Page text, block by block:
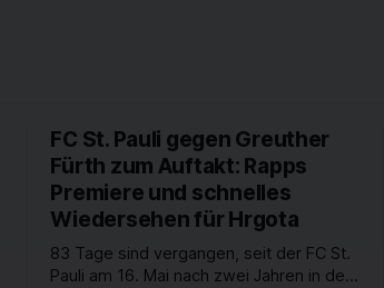
FC St. Pauli gegen Greuther
Fürth zum Auftakt: Rapps
Premiere und schnelles
Wiedersehen für Hrgota
83 Tage sind vergangen, seit der FC St.
Pauli am 16. Mai nach zwei Jahren in der